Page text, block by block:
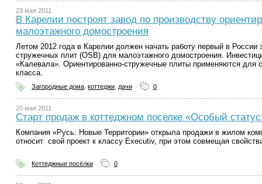
23 мая 2011
В Карелии построят завод по производству
малоэтажного домостроения
Летом 2012 года в Карелии должен начать работу первый в России
стружечных плит (OSB) для малоэтажного домостроения.
«Калевала». Ориентированно-стружечные плиты применяются для
класса.
Загородные дома коттеджи дачи 0
20 мая 2011
Старт продаж в коттеджном поселке «Особый
Компания «Русь: Новые Территории» открыла продажи в жилом
относит свой проект к классу Executiv, при этом совмещая
Коттеджные посёлки 0